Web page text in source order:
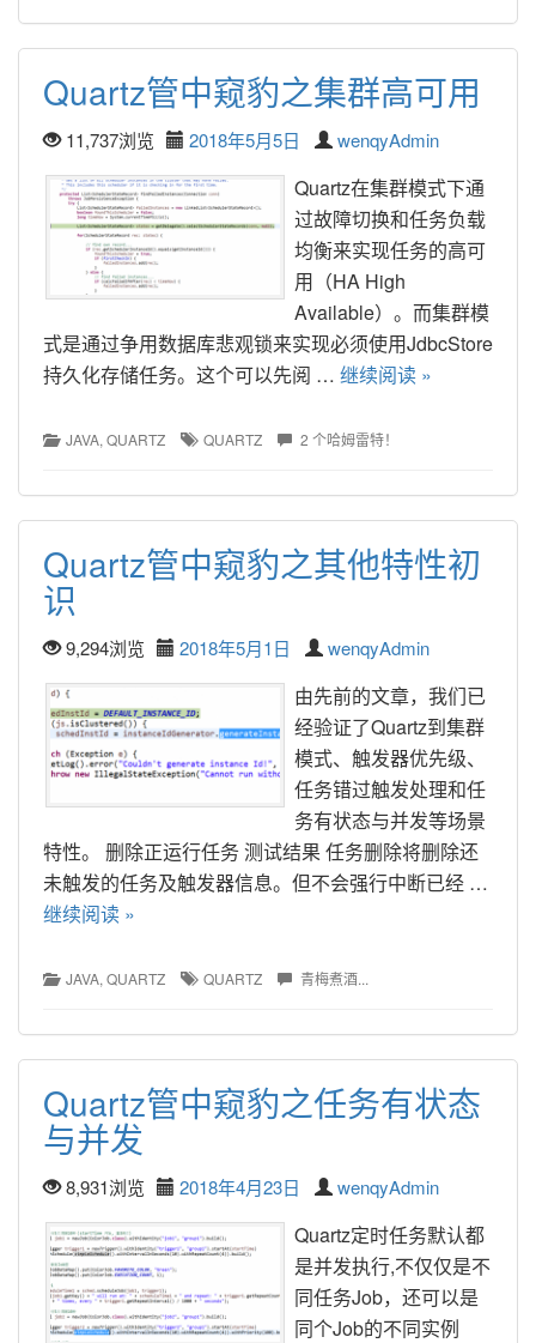
Quartz管中窥豹之集群高可用
11,737浏览 2018年5月5日 wenqyAdmin
Quartz在集群模式下通
过故障切换和任务负载
均衡来实现任务的高可
用（HA High
Available）。而集群模
式是通过争用数据库悲观锁来实现必须使用JdbcStore
持久化存储任务。这个可以先阅 … 继续阅读 »
JAVA, QUARTZ QUARTZ 2 个哈姆雷特！
Quartz管中窥豹之其他特性初
识
9,294浏览 2018年5月1日 wenqyAdmin
由先前的文章，我们已
经验证了Quartz到集群
模式、触发器优先级、
任务错过触发处理和任
务有状态与并发等场景
特性。 删除正运行任务 测试结果 任务删除将删除还
未触发的任务及触发器信息。但不会强行中断已经 …
继续阅读 »
JAVA, QUARTZ QUARTZ 青梅煮酒...
Quartz管中窥豹之任务有状态
与并发
8,931浏览 2018年4月23日 wenqyAdmin
Quartz定时任务默认都
是并发执行,不仅仅是不
同任务Job，还可以是
同个Job的不同实例